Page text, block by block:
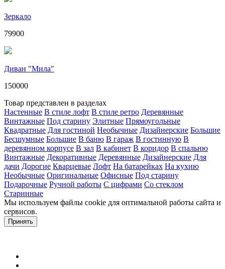
Зеркало
79900
Диван "Мила"
150000
Товар представлен в разделах
Настенные В стиле лофт В стиле ретро Деревянные
Винтажные Под старину Элитные Прямоугольные
Квадратные Для гостиной Необычные Дизайнерские Большие
Бесшумные Большие В баню В гараж В гостинную В
деревянном корпусе В зал В кабинет В коридор В спальню
Винтажные Декоративные Деревянные Дизайнерские Для
дачи Дорогие Кварцевые Лофт На батарейках На кухню
Необычные Оригинальные Офисные Под старину
Подарочные Ручной работы С цифрами Со стеклом
Старинные
Мы используем файлы cookie для оптимальной работы сайта и
сервисов.
Принять